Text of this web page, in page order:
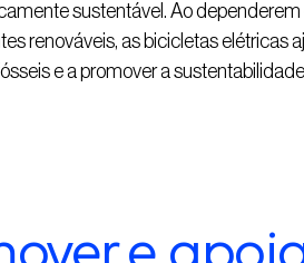
sustentável. Ao
renováveis, as bicicletas elétricas
e a promover a
e